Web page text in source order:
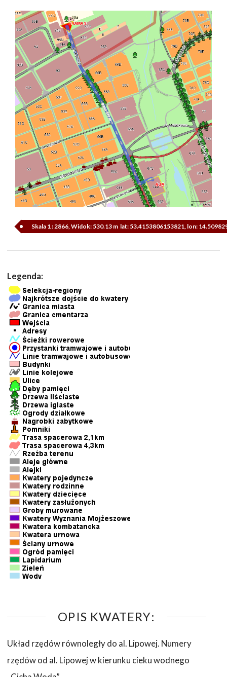
Skala 1 : 2866, Widok: 530.13 m lat: 53.4153806153821, lon:
Legenda:
OPIS KWATERY:
Układ rzędów równoległy do al. Lipowej. Numery
rzędów od al. Lipowej w kierunku cieku wodnego